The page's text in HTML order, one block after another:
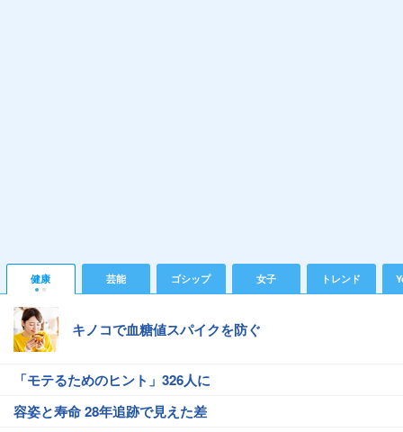
健康 芸能 ゴシップ 女子 トレンド
キノコで血糖値スパイクを防ぐ
「モテるためのヒント」326人に
容姿と寿命 28年追跡で見えた差